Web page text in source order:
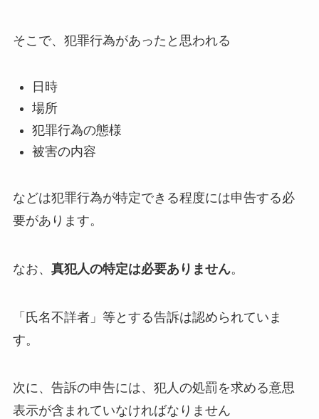
そこで、犯罪行為があったと思われる
日時
場所
犯罪行為の態様
被害の内容
などは犯罪行為が特定できる程度には申告する必
要があります。
なお、 真犯人の特定は必要ありません。
「氏名不詳者」等とする告訴は認められていま
す。
次に、告訴の申告には、犯人の処罰を求める意思
表示が含まれていなければなりません